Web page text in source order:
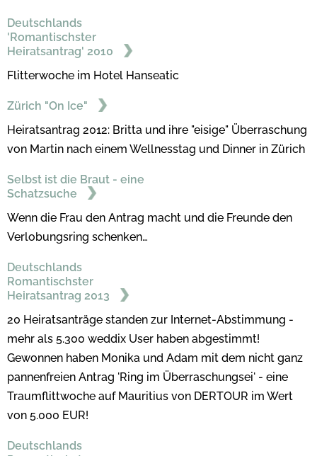
Deutschlands
'Romantischster
Heiratsantrag' 2010
Flitterwoche im Hotel Hanseatic
Zürich "On Ice"
Heiratsantrag 2012: Britta und ihre "eisige" Überraschung
von Martin nach einem Wellnesstag und Dinner in Zürich
Selbst ist die Braut - eine
Schatzsuche
Wenn die Frau den Antrag macht und die Freunde den
Verlobungsring schenken…
Deutschlands
Romantischster
Heiratsantrag 2013
20 Heiratsanträge standen zur Internet-Abstimmung -
mehr als 5.300 weddix User haben abgestimmt!
Gewonnen haben Monika und Adam mit dem nicht ganz
pannenfreien Antrag 'Ring im Überraschungsei' - eine
Traumflittwoche auf Mauritius von DERTOUR im Wert
von 5.000 EUR!
Deutschlands